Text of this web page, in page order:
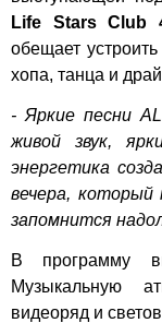
Life Stars Club
обещает
хопа, танца и
- Яркие песни
живой звук,
энергетика
вечера, который
запомнится
В программу
Музыкальную
видеоряд и